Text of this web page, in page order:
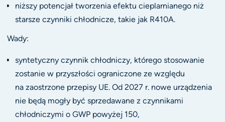
niższy potencjał tworzenia efektu cieplarnianego niż
starsze czynniki chłodnicze, takie jak R410A.
Wady:
syntetyczny czynnik chłodniczy, którego stosowanie
zostanie w przyszłości ograniczone ze względu
na zaostrzone przepisy UE. Od 2027 r. nowe urządzenia
nie będą mogły być sprzedawane z czynnikami
chłodniczymi o GWP powyżej 150,